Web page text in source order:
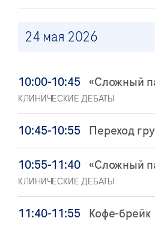
24 мая 2026
10:00-10:45 «Сложный
КЛИНИЧЕСКИЕ ДЕБАТЫ
10:45-10:55 Переход
10:55-11:40 «Сложный
КЛИНИЧЕСКИЕ ДЕБАТЫ
11:40-11:55 Кофе-брейк